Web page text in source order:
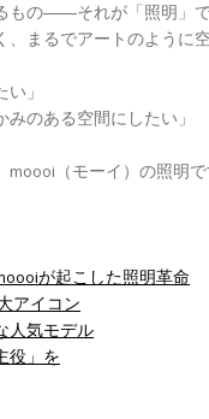
もの――それが「照明」で
まるでアートのように
」
のある空間にしたい」
（モーイ）の照明で
が起こした照明革命
アイコン
人気モデル
役」を